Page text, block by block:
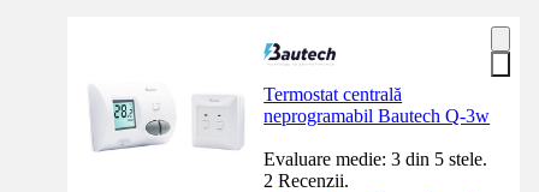
Termostat centrală
neprogramabil Bautech Q-3w
Evaluare medie: 3 din 5 stele.
2 Recenzii.